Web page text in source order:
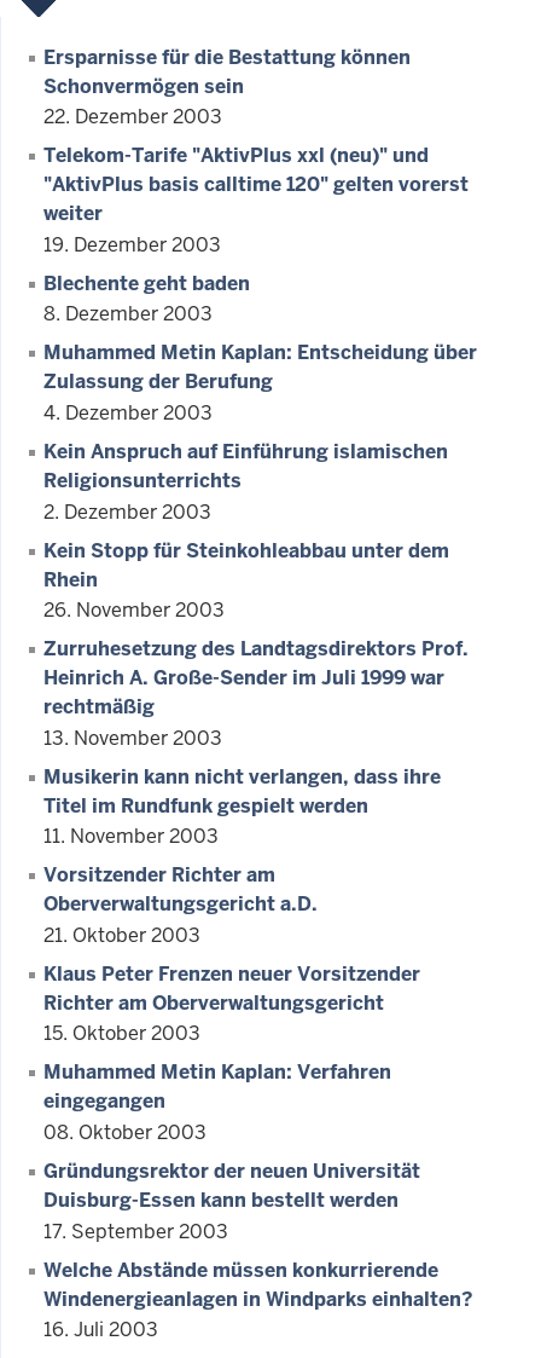
Ersparnisse für die Bestattung können
Schonvermögen sein
22. Dezember 2003
Telekom-Tarife "AktivPlus xxl (neu)" und
"AktivPlus basis calltime 120" gelten vorerst
weiter
19. Dezember 2003
Blechente geht baden
8. Dezember 2003
Muhammed Metin Kaplan: Entscheidung über
Zulassung der Berufung
4. Dezember 2003
Kein Anspruch auf Einführung islamischen
Religionsunterrichts
2. Dezember 2003
Kein Stopp für Steinkohleabbau unter dem
Rhein
26. November 2003
Zurruhesetzung des Landtagsdirektors Prof.
Heinrich A. Große-Sender im Juli 1999 war
rechtmäßig
13. November 2003
Musikerin kann nicht verlangen, dass ihre
Titel im Rundfunk gespielt werden
11. November 2003
Vorsitzender Richter am
Oberverwaltungsgericht a.D.
21. Oktober 2003
Klaus Peter Frenzen neuer Vorsitzender
Richter am Oberverwaltungsgericht
15. Oktober 2003
Muhammed Metin Kaplan: Verfahren
eingegangen
08. Oktober 2003
Gründungsrektor der neuen Universität
Duisburg-Essen kann bestellt werden
17. September 2003
Welche Abstände müssen konkurrierende
Windenergieanlagen in Windparks einhalten?
16. Juli 2003